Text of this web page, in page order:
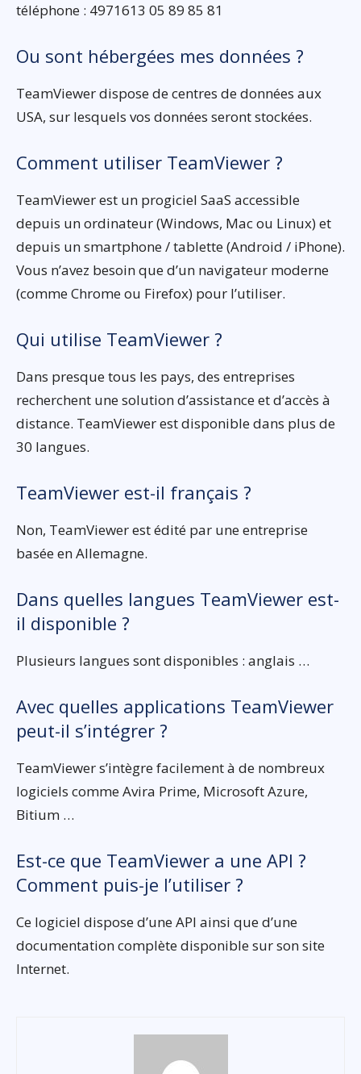
téléphone : 4971613 05 89 85 81
Ou sont hébergées mes données ?
TeamViewer dispose de centres de données aux
USA, sur lesquels vos données seront stockées.
Comment utiliser TeamViewer ?
TeamViewer est un progiciel SaaS accessible
depuis un ordinateur (Windows, Mac ou Linux) et
depuis un smartphone / tablette (Android / iPhone).
Vous n’avez besoin que d’un navigateur moderne
(comme Chrome ou Firefox) pour l’utiliser.
Qui utilise TeamViewer ?
Dans presque tous les pays, des entreprises
recherchent une solution d’assistance et d’accès à
distance. TeamViewer est disponible dans plus de
30 langues.
TeamViewer est-il français ?
Non, TeamViewer est édité par une entreprise
basée en Allemagne.
Dans quelles langues TeamViewer est-
il disponible ?
Plusieurs langues sont disponibles : anglais …
Avec quelles applications TeamViewer
peut-il s’intégrer ?
TeamViewer s’intègre facilement à de nombreux
logiciels comme Avira Prime, Microsoft Azure,
Bitium …
Est-ce que TeamViewer a une API ?
Comment puis-je l’utiliser ?
Ce logiciel dispose d’une API ainsi que d’une
documentation complète disponible sur son site
Internet.